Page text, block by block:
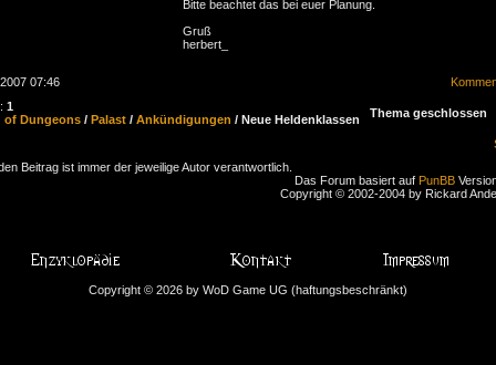
Bitte beachtet das bei euer Planung.
Gruß
herbert_
07:46
1
of Dungeons / Palast / Ankündigungen / Neue Heldenklassen Thema geschlossen
Beitrag ist immer der jeweilige Autor verantwortlich.
Das Forum basiert auf PunBB
Copyright © 2002-2004 by Rickard
Copyright © 2026 by WoD Game UG (haftungsbeschränkt)